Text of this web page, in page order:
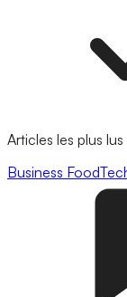
Articles les plus lus
Business